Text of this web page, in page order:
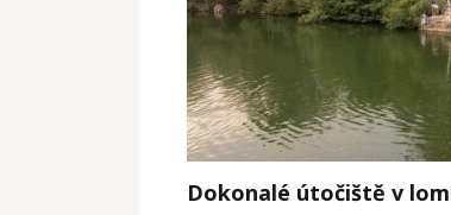
Dokonalé útočiště v